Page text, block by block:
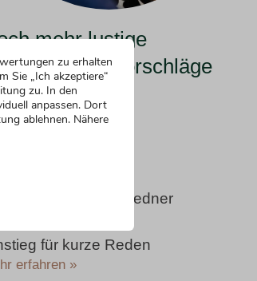
mehr lustige
Einstieg
erfahren »
für nervöse Redner
für kurze Reden
erfahren »
zu erhalten
Sie „Ich akzeptiere“
zu. In den
anpassen. Dort
ablehnen. Nähere